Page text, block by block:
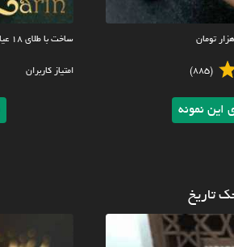
هزار تومان
(885)
این نمونه
ساخت با طلای ۱۸ عیار
امتیاز کاربران
تاریخ